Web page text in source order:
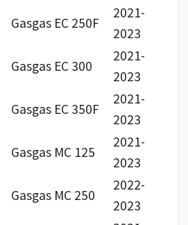
Gasgas EC 250F
2021-
2023
Gasgas EC 300
2021-
2023
Gasgas EC 350F
2021-
2023
Gasgas MC 125
2021-
2023
Gasgas MC 250
2022-
2023